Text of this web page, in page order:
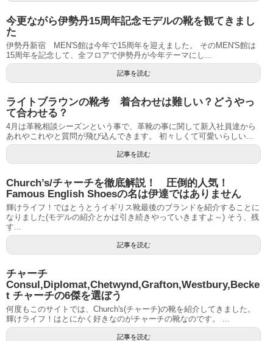
今更ながら伊勢丹15周年記念モデルの靴を観てきまし
た
伊勢丹新宿 MEN'S館は今年で15周年を迎えました。 そのMEN'S館は
15周年を記念して、全フロアで伊勢丹が今年テーマにし...
記事を読む
ライトブラウンの靴考 着合わせは難しい？どうやっ
て合わせる？
4月は革靴相談シーズンという事で、革靴の事に関して新入社員達から
あれやこれやと質問が飛び込んできます。 初々しくて可愛いらしい...
記事を読む
Church’s/チャーチを徹底解説！ 圧倒的人気！
Famous English Shoesの名は伊達ではありません
輝けライフ！ではとうとうイギリス靴最後のブランドを紹介することに
なりました(モデルの紹介とかは引き続きやっていきますよ～) そう、残
す...
記事を読む
チャーチ
Consul,Diplomat,Chetwynd,Grafton,Westbury,Becke
t チャーチの6傑を選ぼう
何度もこのサイトでは、Church's(チャーチ)の靴を紹介してきました。
輝けライフ！はとにかく好きなのがチャーチの靴なのです。 ...
記事を読む